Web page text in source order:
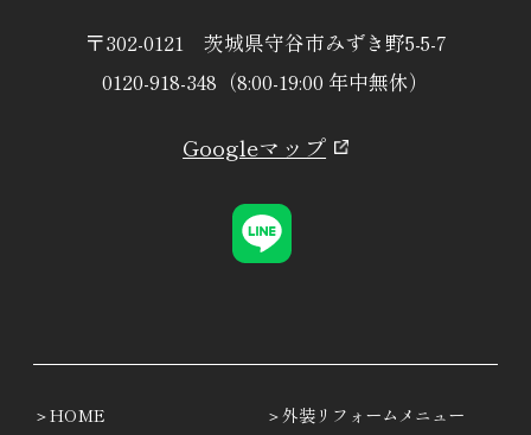
〒302-0121 茨城県守谷市みずき野5-5-7
0120-918-348（8:00-19:00 年中無休）
Googleマップ
HOME
外装リフォームメニュー